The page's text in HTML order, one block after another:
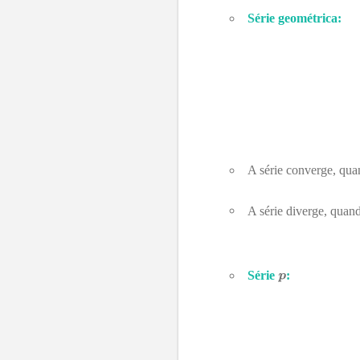
Série geométrica:
A série converge,
A série diverge,
Série :